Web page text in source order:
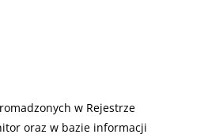
w Rejestrze
oraz w bazie informacji